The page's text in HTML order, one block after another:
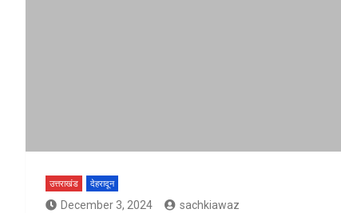
उत्तराखंड देहरादून
December 3, 2024 sachkiawaz